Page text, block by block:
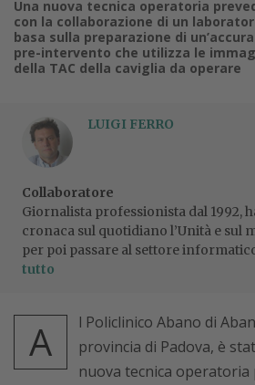
Una nuova tecnica operatoria
con la collaborazione di un
basa sulla preparazione di
pre-intervento che utilizza le
della TAC della caviglia da operare
LUIGI FERRO
Collaboratore
Giornalista professionista dal 1992,
cronaca sul quotidiano l’Unità e sul
per poi passare al settore
tutto
A
l Policlinico Abano di
provincia di Padova, è
nuova tecnica operatoria